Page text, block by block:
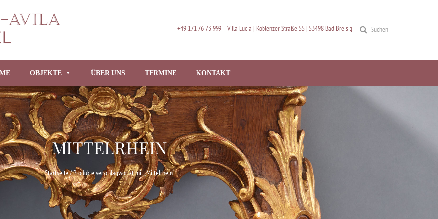
+49 171 76 73 999 Villa Lucia | Koblenzer Straße 55 | 53498 Bad Breisig Suchen
OBJEKTE ÜBER UNS TERMINE KONTAKT
MITTELRHEIN
Startseite/ Produkte verschlagwortet mit „Mittelrhein“